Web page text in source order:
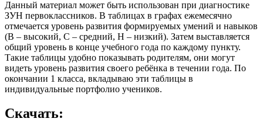
Данный материал может быть использован при диагностике
ЗУН первоклассников. В таблицах в графах ежемесячно
отмечается уровень развития формируемых умений и навыков
(В – высокий, С – средний, Н – низкий). Затем выставляется
общий уровень в конце учебного года по каждому пункту.
Такие таблицы удобно показывать родителям, они могут
видеть уровень развития своего ребёнка в течении года. По
окончании 1 класса, вкладываю эти таблицы в
индивидуальные портфолио учеников.
Скачать: